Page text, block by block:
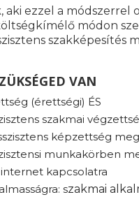
aki ezzel a módszerrel
módon
szakképesítés
VAN
(érettségi) ÉS
szakmai
képzettség
munkakörben
kapcsolatra
szakmai